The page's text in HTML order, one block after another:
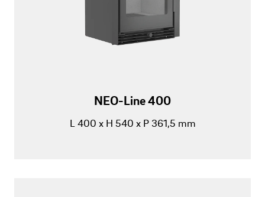
NEO-Line 400
L 400 x H 540 x P 361,5 mm